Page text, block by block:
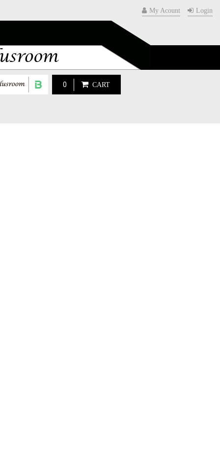
My Acount Login
0 CART